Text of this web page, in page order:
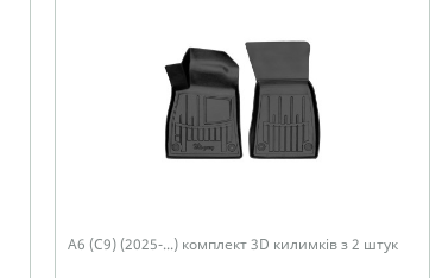
A6 (C9) (2025-...) комплект 3D килимків з 2 штук